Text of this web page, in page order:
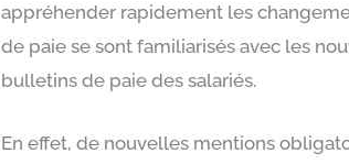
appréhender rapidement les
de paie se sont familiarisés avec les
bulletins de paie des salariés.
En effet, de nouvelles mentions